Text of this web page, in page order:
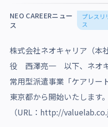
沿革・受賞歴
NEO CAREERニュー
ス
プレスリ
ス
株式会社ネオキャリア（本
役 西澤亮一 以下、ネオ
常用型派遣事業「ケアリー
東京都から開始いたします。
（URL： http://